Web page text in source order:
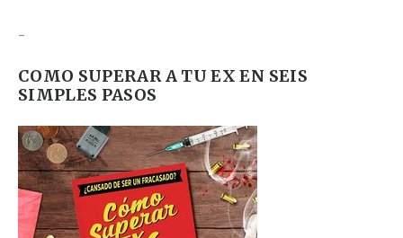
–
COMO SUPERAR A TU EX EN SEIS
SIMPLES PASOS